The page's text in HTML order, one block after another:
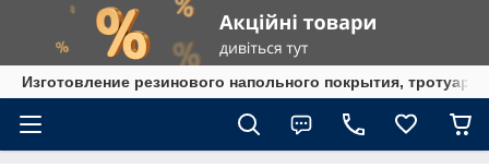
Изготовление резинового напольного покрытия,